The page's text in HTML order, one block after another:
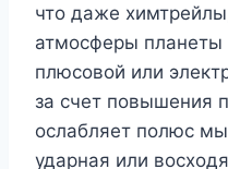
что даже
атмосферы планеты
плюсовой или
за счет повышения
ослабляет полюс
ударная или